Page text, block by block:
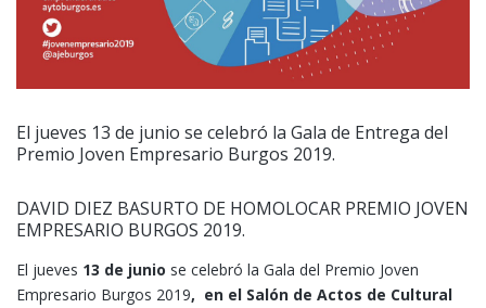
El jueves 13 de junio se celebró la Gala de Entrega del
Premio Joven Empresario Burgos 2019.
DAVID DIEZ BASURTO DE HOMOLOCAR PREMIO JOVEN
EMPRESARIO BURGOS 2019.
El jueves 13 de junio se celebró la Gala del Premio Joven
Empresario Burgos 2019, en el Salón de Actos de Cultural